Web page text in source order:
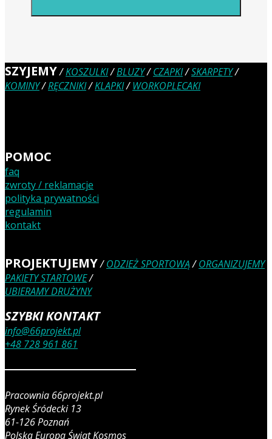
SZYJEMY/KOSZULKI/BLUZY/CZAPKI/SKARPETY/
KOMINY/RĘCZNIKI/KLAPKI/WORKOPLECAKI
POMOC
faq
zwroty / reklamacje
polityka prywatności
regulamin
kontakt
PROJEKTUJEMY/ODZIEŻ SPORTOWĄ/ORGANIZUJEMY
PAKIETY STARTOWE/
UBIERAMY DRUŻYNY
SZYBKI KONTAKT
info@66projekt.pl
+48 728 961 861
Pracownia 66projekt.pl
Rynek Śródecki 13
61-126 Poznań
Polska Europa Świat Kosmos